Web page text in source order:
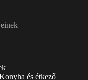
Konyha és étkező